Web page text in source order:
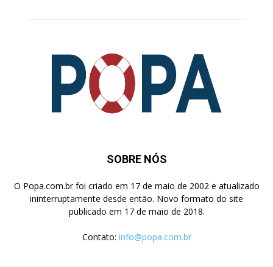
SOBRE NÓS
O Popa.com.br foi criado em 17 de maio de 2002 e atualizado
ininterruptamente desde então. Novo formato do site
publicado em 17 de maio de 2018.
Contato: info@popa.com.br